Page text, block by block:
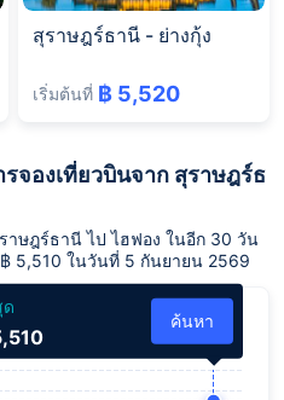
สุราษฎร์ธานี - ย่างกุ้ง
เริ่มต้นที่ ฿ 5,520
จองเที่ยวบินจาก สุราษฎร์ธ
ษฎร์ธานี ไป ไฮฟอง ในอีก 30 วัน
5,510 ในวันที่ 5 กันยายน 2569
ด
ค้นหา